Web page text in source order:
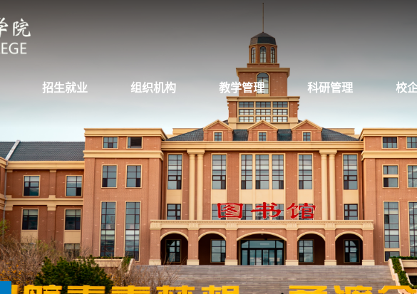
招生就业 组织机构 教学管理 科研管理 校